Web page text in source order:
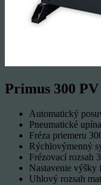
Primus 300
Automatický
Pneumatické
Fréza priemeru
Rýchlovýmenný
Frézovací rozsah
Nastavenie
Uhlový rozsah